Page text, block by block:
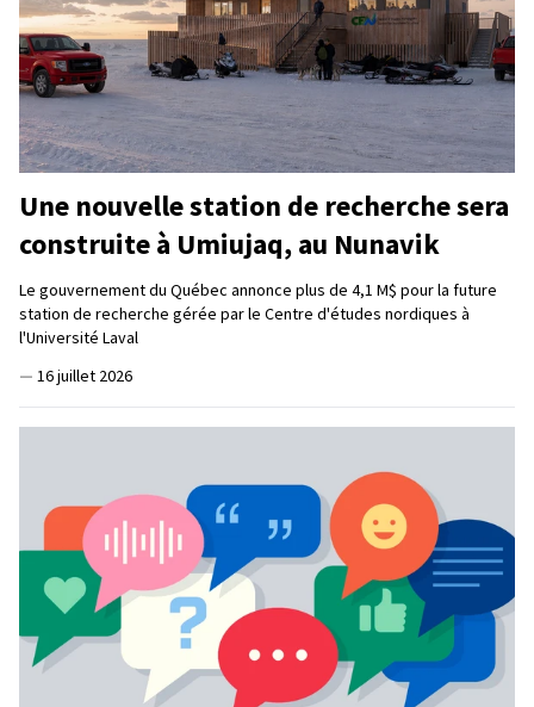
Une nouvelle station de recherche sera
construite à Umiujaq, au Nunavik
Le gouvernement du Québec annonce plus de 4,1 M$ pour la future
station de recherche gérée par le Centre d'études nordiques à
l'Université Laval
— 16 juillet 2026